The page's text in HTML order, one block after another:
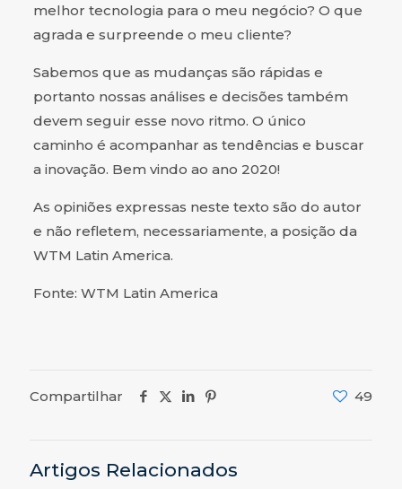
melhor tecnologia para o meu negócio? O que
agrada e surpreende o meu cliente?
Sabemos que as mudanças são rápidas e
portanto nossas análises e decisões também
devem seguir esse novo ritmo. O único
caminho é acompanhar as tendências e buscar
a inovação. Bem vindo ao ano 2020!
As opiniões expressas neste texto são do autor
e não refletem, necessariamente, a posição da
WTM Latin America.
Fonte: WTM Latin America
Compartilhar 49
Artigos Relacionados